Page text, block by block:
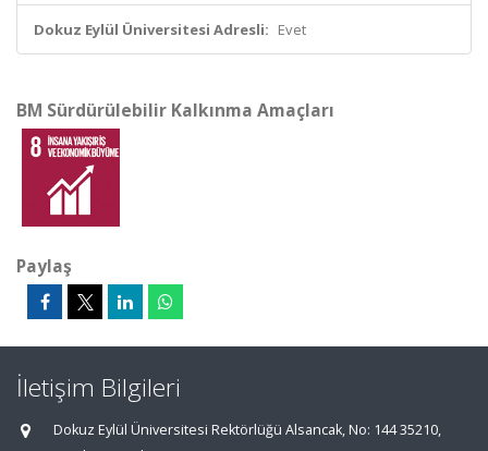
Dokuz Eylül Üniversitesi Adresli: Evet
BM Sürdürülebilir Kalkınma Amaçları
Paylaş
İletişim Bilgileri
Dokuz Eylül Üniversitesi Rektörlüğü Alsancak, No: 144 35210,